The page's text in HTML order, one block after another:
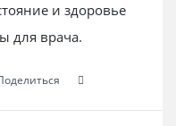
и здоровье
для врача.